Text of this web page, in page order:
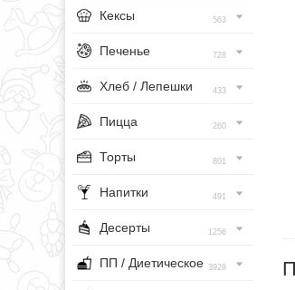
Кексы 563
Печенье 728
Хлеб / Лепешки 433
Пицца 260
Торты 801
Напитки 491
Десерты 1256
ПП / Диетическое 3929